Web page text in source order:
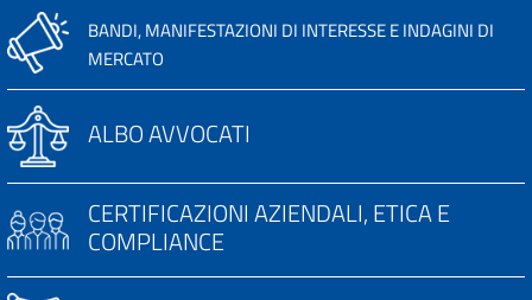
BANDI, MANIFESTAZIONI DI INTERESSE E INDAGINI DI
MERCATO
ALBO AVVOCATI
CERTIFICAZIONI AZIENDALI, ETICA E
COMPLIANCE